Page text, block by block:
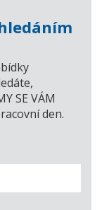
SE VÁM
den.